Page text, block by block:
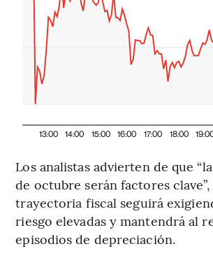
13:00 14:00 15:00 16:00 17:00 18:00
Los analistas advierten de que
de octubre serán factores
trayectoria fiscal seguirá
riesgo elevadas y mantendrá al
episodios de depreciación.